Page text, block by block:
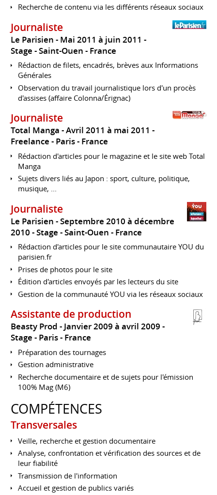
Recherche de contenu via les différents réseaux sociaux
Journaliste
Le Parisien
Mai 2011 à juin 2011
Stage
Saint-Ouen France
Rédaction de filets, encadrés, brèves aux Informations
Générales
Observation du travail journalistique lors d'un procès
d'assises (affaire Colonna/Érignac)
Journaliste
Total Manga
Avril 2011 à mai 2011
Freelance
Paris France
Rédaction d'articles pour le magazine et le site web Total
Manga
Sujets divers liés au Japon : sport, culture, politique,
musique, ...
Journaliste
Le Parisien
Septembre 2010 à décembre
2010 Stage Saint-Ouen France
Rédaction d'articles pour le site communautaire YOU du
parisien.fr
Prises de photos pour le site
Édition d'articles envoyés par les lecteurs du site
Gestion de la communauté YOU via les réseaux sociaux
Assistante de production
Beasty Prod
Janvier 2009 à avril 2009
Stage
Paris France
Préparation des tournages
Gestion administrative
Recherche documentaire et de sujets pour l'émission
100% Mag (M6)
COMPÉTENCES
Transversales
Veille, recherche et gestion documentaire
Analyse, confrontation et vérification des sources et de
leur fiabilité
Transmission de l'information
Accueil et gestion de publics variés